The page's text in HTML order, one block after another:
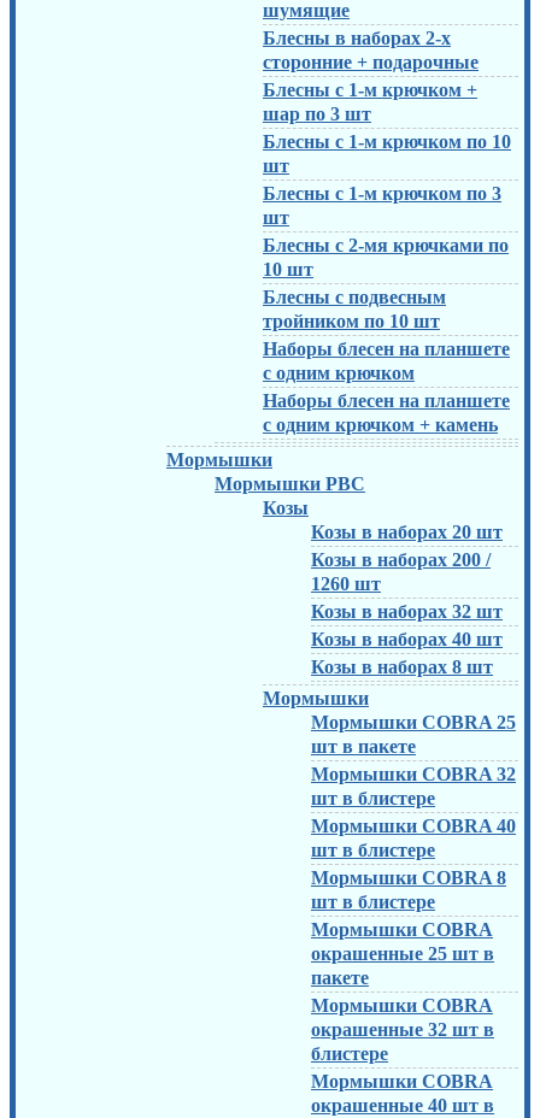
шумящие
Блесны в наборах 2-х
сторонние + подарочные
Блесны с 1-м крючком +
шар по 3 шт
Блесны с 1-м крючком по 10
шт
Блесны с 1-м крючком по 3
шт
Блесны с 2-мя крючками по
10 шт
Блесны с подвесным
тройником по 10 шт
Наборы блесен на планшете
с одним крючком
Наборы блесен на планшете
с одним крючком + камень
Мормышки
Мормышки РВС
Козы
Козы в наборах 20 шт
Козы в наборах 200 /
1260 шт
Козы в наборах 32 шт
Козы в наборах 40 шт
Козы в наборах 8 шт
Мормышки
Мормышки COBRA 25
шт в пакете
Мормышки COBRA 32
шт в блистере
Мормышки COBRA 40
шт в блистере
Мормышки COBRA 8
шт в блистере
Мормышки COBRA
окрашенные 25 шт в
пакете
Мормышки COBRA
окрашенные 32 шт в
блистере
Мормышки COBRA
окрашенные 40 шт в